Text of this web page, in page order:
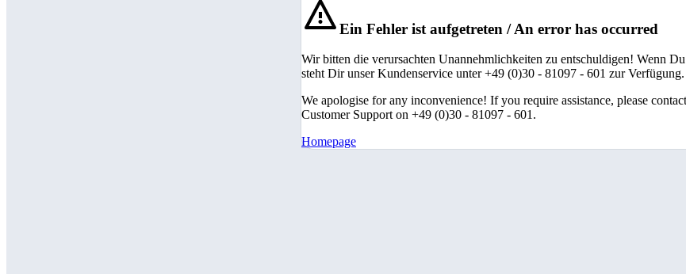
Ein Fehler ist aufgetreten / An error has occurred
Wir bitten die verursachten Unannehmlichkeiten zu entschuldigen! Wenn
steht Dir unser Kundenservice unter +49 (0)30 - 81097 - 601 zur Verfügung.
We apologise for any inconvenience! If you require assistance, please
Customer Support on +49 (0)30 - 81097 - 601.
Homepage